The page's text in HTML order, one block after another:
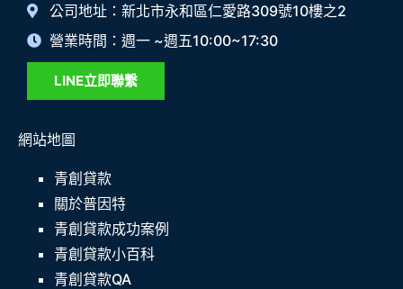
公司地址：新北市永和區仁愛路309號10樓之2
營業時間：週一 ~週五10:00~17:30
LINE立即聯繫
網站地圖
青創貸款
關於普因特
青創貸款成功案例
青創貸款小百科
青創貸款QA